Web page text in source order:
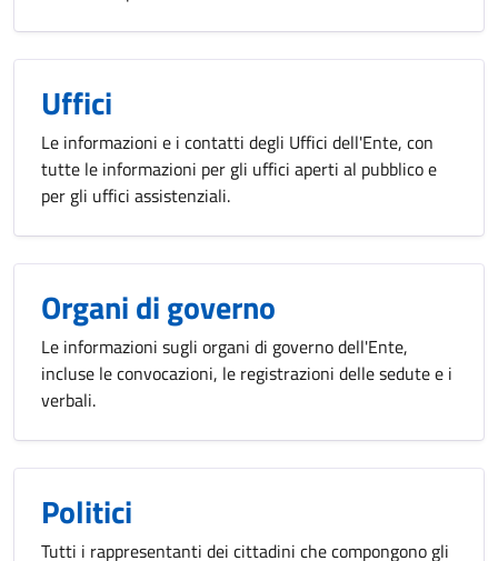
Uffici
Le informazioni e i contatti degli Uffici dell'Ente, con
tutte le informazioni per gli uffici aperti al pubblico e
per gli uffici assistenziali.
Organi di governo
Le informazioni sugli organi di governo dell'Ente,
incluse le convocazioni, le registrazioni delle sedute e i
verbali.
Politici
Tutti i rappresentanti dei cittadini che compongono gli